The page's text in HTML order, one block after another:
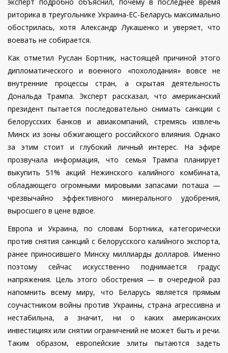
риторика в треугольнике Украина-ЕС-Беларусь максимально
обострилась, хотя Александр Лукашенко и уверяет, что
воевать не собирается.
Как отметил Руслан Бортник, настоящей причиной этого
дипломатического и военного «похолодания» вовсе не
внутренние процессы стран, а скрытая деятельность
Дональда Трампа. Эксперт рассказал, что американский
президент пытается последовательно снимать санкции с
белорусских банков и авиакомпаний, стремясь извлечь
Минск из зоны обжигающего российского влияния. Однако
за этим стоит и глубокий личный интерес. На эфире
прозвучала информация, что семья Трампа планирует
выкупить 51% акций Нежинского калийного комбината,
обладающего огромными мировыми запасами поташа —
чрезвычайно эффективного минерального удобрения,
выросшего в цене вдвое.
Европа и Украина, по словам Бортника, категорически
против снятия санкций с белорусского калийного экспорта,
ранее приносившего Минску миллиарды долларов. Именно
поэтому сейчас искусственно поднимается градус
напряжения. Цель этого обострения — в очередной раз
напомнить всему миру, что Беларусь является прямым
соучастником войны против Украины, страна агрессивна и
нестабильна, а значит, ни о каких американских
инвестициях или снятии ограничений не может быть и речи.
Таким образом, европейские элиты пытаются задеть